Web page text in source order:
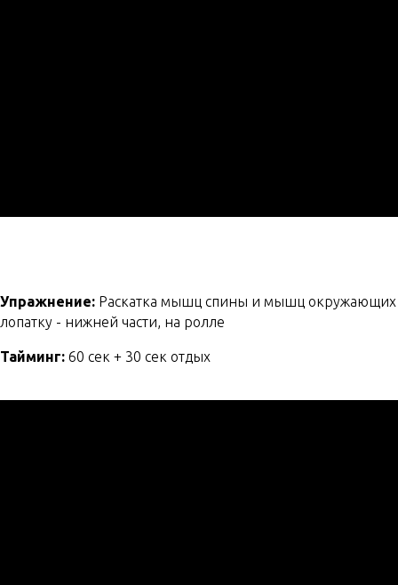
Упражнение: Раскатка мышц спины и мышц окружающих
лопатку - нижней части, на ролле
Тайминг: 60 сек + 30 сек отдых